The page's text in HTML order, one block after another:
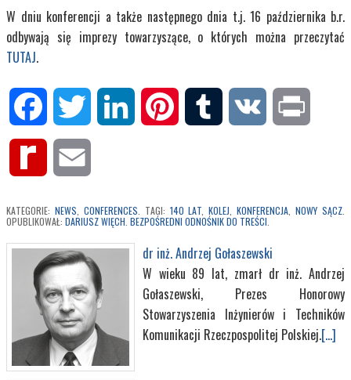
W dniu konferencji a także następnego dnia t.j. 16 października b.r.
odbywają się imprezy towarzyszące, o których można przeczytać
TUTAJ.
Facebook Twitter LinkedIn Pinterest Tumblr VK
Rediff
KATEGORIE: NEWS CONFERENCES . TAGI: 140 LAT ,KOLEJ ,KONFERENCJA ,NOWY SĄCZ
OPUBLIKOWAŁ: DARIUSZ WIĘCH BEZPOŚREDNI ODNOŚNIK DO TREŚCI
dr inż. Andrzej Gołaszewski
W wieku 89 lat, zmarł dr inż. Andrzej
Gołaszewski, Prezes Honorowy
Stowarzyszenia Inżynierów i Techników
Komunikacji Rzeczpospolitej Polskiej.[...]